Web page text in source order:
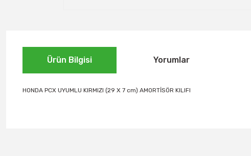
Ürün Bilgisi Yorumlar
HONDA PCX UYUMLU KIRMIZI (29 X 7 cm) AMORTİSÖR KILIFI